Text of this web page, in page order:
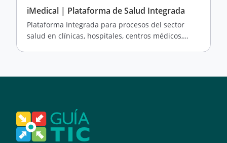
iMedical | Plataforma de Salud Integrada
Plataforma Integrada para procesos del sector
salud en clínicas, hospitales, centros médicos,